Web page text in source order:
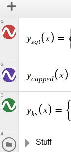
ysqt x =
1
ycapped x
2
yks x =
3
Stuff
4